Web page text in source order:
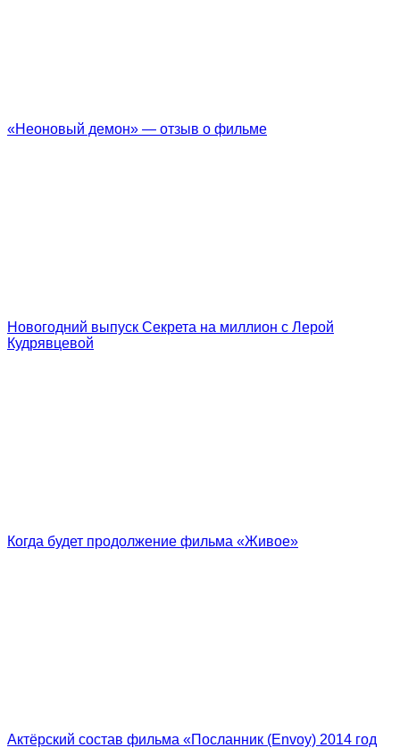
«Неоновый демон» — отзыв о фильме
Новогодний выпуск Секрета на миллион с Лерой
Кудрявцевой
Когда будет продолжение фильма «Живое»
Актёрский состав фильма «Посланник (Envoy) 2014 год